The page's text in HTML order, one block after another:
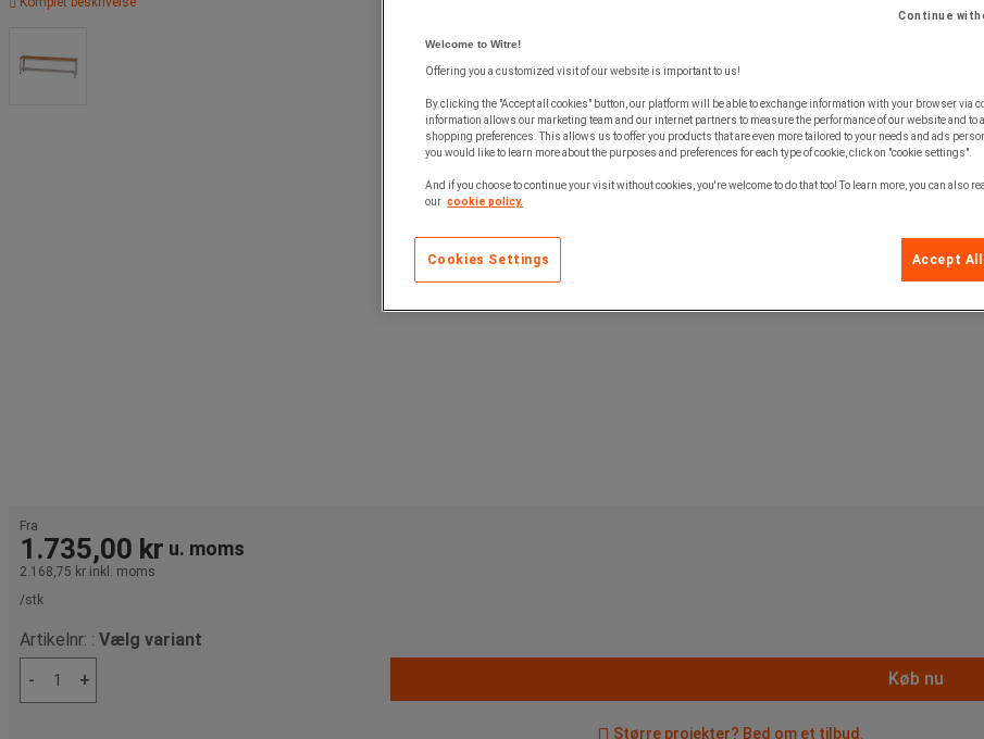
Fra
1.735,00 kr u. moms
2.168,75 kr inkl. moms
/stk
Artikelnr: : Vælg variant
-
+ Køb nu
Større projekter? Bed om et tilbud.
Continue
Welcome to Witre!
Offering you a customized visit of our website is important to us!
By clicking the "Accept all cookies" button, our platform will be able to exchange information with your browser via
information allows our marketing team and our internet partners to measure the performance of our website and to
shopping preferences. This allows us to offer you products that are even more tailored to your needs and ads
you would like to learn more about the purposes and preferences for each type of cookie, click on "cookie settings".
And if you choose to continue your visit without cookies, you're welcome to do that too! To learn more, you can also
our cookie policy.
Accept
Cookies Settings